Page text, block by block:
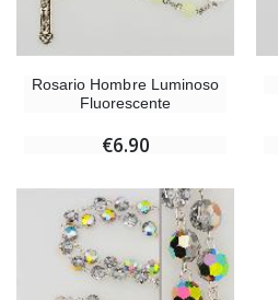
Rosario Hombre Luminoso
Fluorescente
€6.90